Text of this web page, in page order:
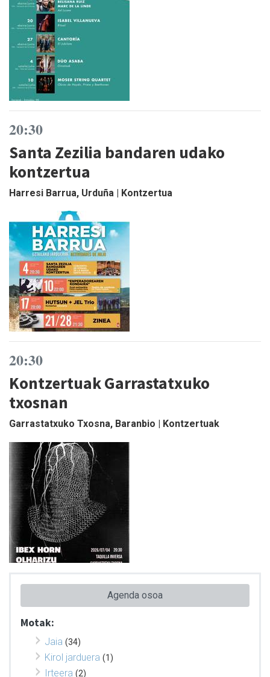
20:30
Santa Zezilia bandaren udako
kontzertua
Harresi Barrua, Urduña | Kontzertua
20:30
Kontzertuak Garrastatxuko
txosnan
Garrastatxuko Txosna, Baranbio | Kontzertuak
Agenda osoa
Motak:
Jaia (34)
Kirol jarduera (1)
Irteera (2)